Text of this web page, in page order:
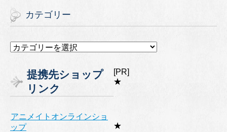
カテゴリー
カ
リ
ー
提携先ショップ
リンク
[PR]
★
アニメイトオンラインショ
ップ
★